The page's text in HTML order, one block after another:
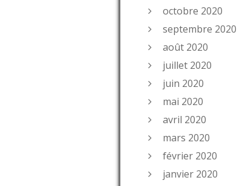
octobre 2020
septembre 2020
août 2020
juillet 2020
juin 2020
mai 2020
avril 2020
mars 2020
février 2020
janvier 2020